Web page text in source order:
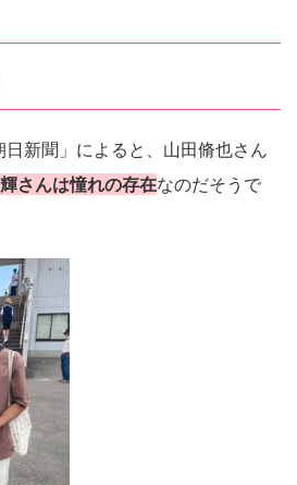
新聞」によると、山田脩也さん
さんは憧れの存在なのだそうで